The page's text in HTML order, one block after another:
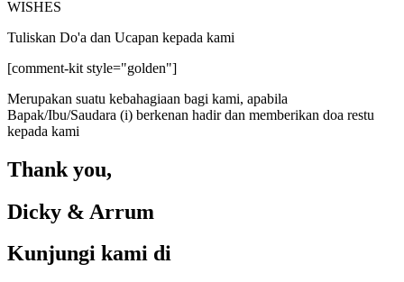
WISHES
Tuliskan Do'a dan Ucapan kepada kami
[comment-kit style="golden"]
Merupakan suatu kebahagiaan bagi kami, apabila
Bapak/Ibu/Saudara (i) berkenan hadir dan memberikan doa restu
kepada kami
Thank you,
Dicky & Arrum
Kunjungi kami di